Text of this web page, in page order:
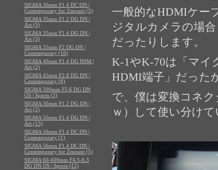
一般的なHDMIケー
ジタルカメラの場
だったりします。
K-1やK-70は「マイ
HDMI端子」だった
で、僕は変換コネ
ｗ）して使い分け
SIGMA 30mm F1.4 DC DN |
Contemporary for Zmount (5)
SIGMA 35mm F1.2 DG DN |
Art (5)
SIGMA 35mm F1.4 DG DN |
Art (3)
SIGMA 35mm F2 DG DN |
Contemporary (10)
SIGMA 40mm F1.4 DG HSM |
Art (2)
SIGMA 45mm F2.8 DG DN |
Contemporary (8)
SIGMA 500mm F5.6 DG DN
OS | Sports (5)
SIGMA 50mm F1.2 DG DN |
Art (2)
SIGMA 50mm F1.4 DG DN |
Art (13)
SIGMA 56mm F1.4 DC DN |
Contemporary (1)
SIGMA 56mm F1.4 DC DN |
Contemporary for Zmount (5)
SIGMA 60-600mm F4.5-6.3
DG DN OS | Sports (12)